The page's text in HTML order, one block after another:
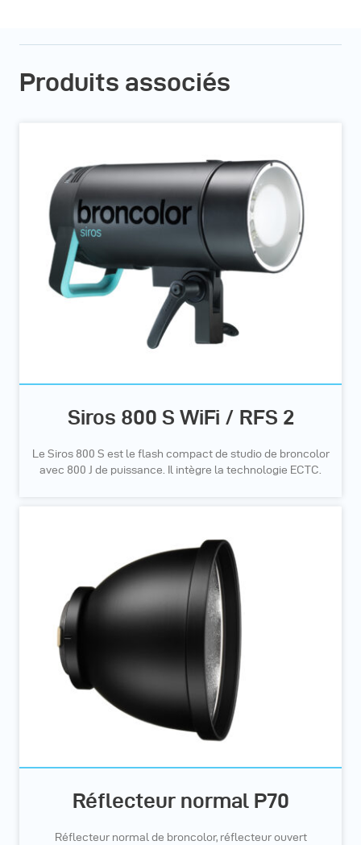
Produits associés
Siros 800 S WiFi / RFS 2
Le Siros 800 S est le flash compact de studio de broncolor
avec 800 J de puissance. Il intègre la technologie ECTC.
Réflecteur normal P70
Réflecteur normal de broncolor, réflecteur ouvert